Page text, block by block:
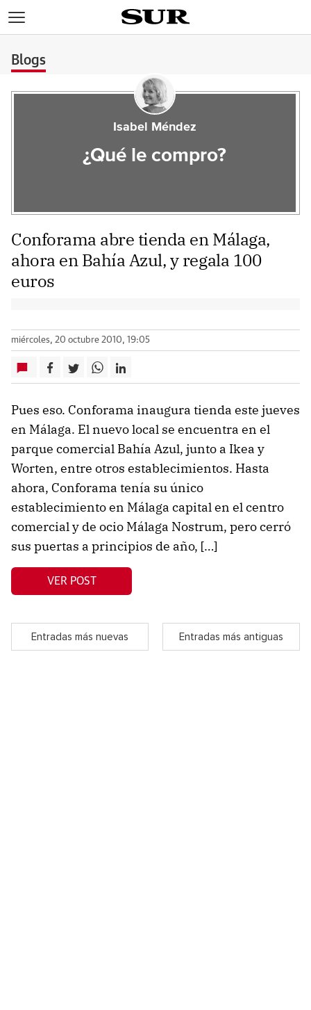
Blogs
Isabel Méndez
¿Qué le compro?
Conforama abre tienda en Málaga,
ahora en Bahía Azul, y regala 100
euros
miércoles, 20 octubre 2010, 19:05
Pues eso. Conforama inaugura tienda este jueves
en Málaga. El nuevo local se encuentra en el
parque comercial Bahía Azul, junto a Ikea y
Worten, entre otros establecimientos. Hasta
ahora, Conforama tenía su único
establecimiento en Málaga capital en el centro
comercial y de ocio Málaga Nostrum, pero cerró
sus puertas a principios de año, […]
VER POST
Entradas más nuevas Entradas más antiguas